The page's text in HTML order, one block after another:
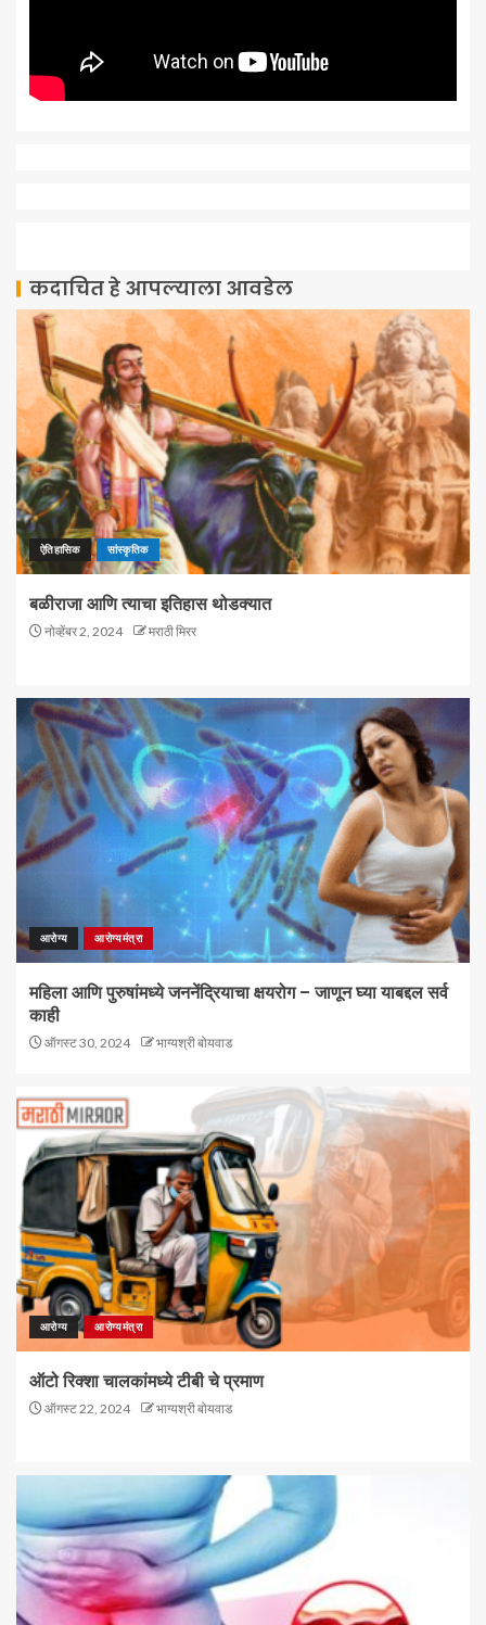
कदाचित हे आपल्याला आवडेल
ऐतिहासिक सांस्कृतिक
बळीराजा आणि त्याचा इतिहास थोडक्यात
नोव्हेंबर 2, 2024 मराठी मिरर
आरोग्य आरोग्यमंत्रा
महिला आणि पुरुषांमध्ये जननेंद्रियाचा क्षयरोग – जाणून घ्या याबद्दल सर्व
काही
ऑगस्ट 30, 2024 भाग्यश्री बोयवाड
आरोग्य आरोग्यमंत्रा
ऑटो रिक्शा चालकांमध्ये टीबी चे प्रमाण
ऑगस्ट 22, 2024 भाग्यश्री बोयवाड